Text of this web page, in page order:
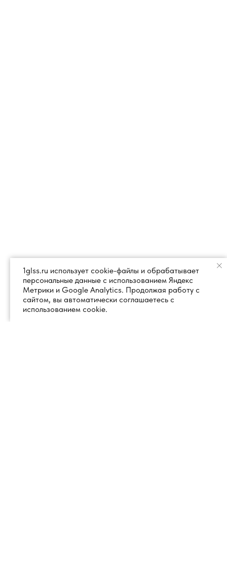
1glss.ru использует cookie-файлы и обрабатывает
персональные данные с использованием Яндекс
Метрики и Google Analytics. Продолжая работу с
сайтом, вы автоматически соглашаетесь с
использованием cookie.